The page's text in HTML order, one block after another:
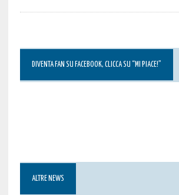
DIVENTA FAN SU FACEBOOK, CLICCA SU “MI PIACE!”
ALTRE NEWS